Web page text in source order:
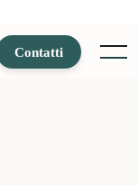
Menu
Contatti